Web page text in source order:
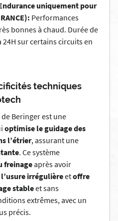
uniquement pour
Performances
bonnes à chaud. Durée de
24H sur certains circuits en
techniques
Beringer est une
optimise le guidage des
l’étrier, assurant une
. Ce système
freinageaprès avoir
irrégulièreetoffre
stableet sans
extrêmes, avec un
précis.